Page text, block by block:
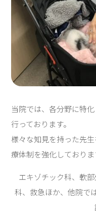
当院では、各分野に特
行っております。
様々な知見を持った先
療体制を強化しておりま
エキゾチック科、軟
科、救急ほか、他院で